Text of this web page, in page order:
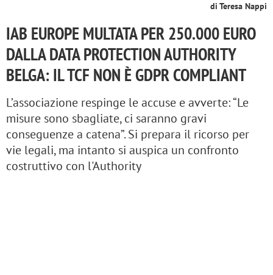
di Teresa Nappi
IAB EUROPE MULTATA PER 250.000 EURO
DALLA DATA PROTECTION AUTHORITY
BELGA: IL TCF NON È GDPR COMPLIANT
L’associazione respinge le accuse e avverte: “Le
misure sono sbagliate, ci saranno gravi
conseguenze a catena”. Si prepara il ricorso per
vie legali, ma intanto si auspica un confronto
costruttivo con l'Authority